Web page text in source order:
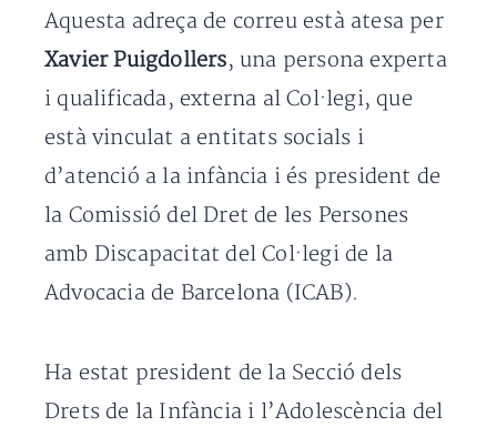
Aquesta adreça de correu està atesa per
Xavier Puigdollers, una persona experta
i qualificada, externa al Col·legi, que
està vinculat a entitats socials i
d’atenció a la infància i és president de
la Comissió del Dret de les Persones
amb Discapacitat del Col·legi de la
Advocacia de Barcelona (ICAB).
Ha estat president de la Secció dels
Drets de la Infància i l’Adolescència del